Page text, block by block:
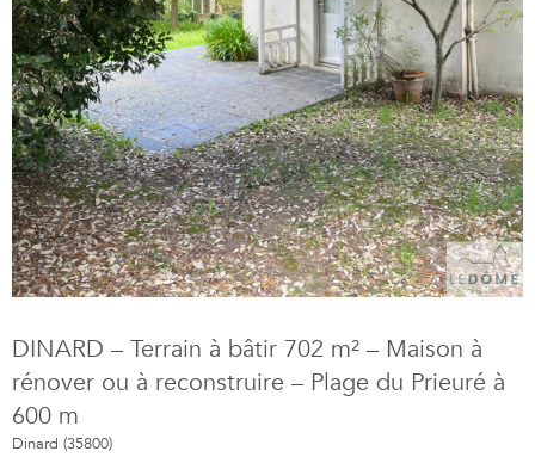
DINARD – Terrain à bâtir 702 m² – Maison à
rénover ou à reconstruire – Plage du Prieuré à
600 m
Dinard (35800)